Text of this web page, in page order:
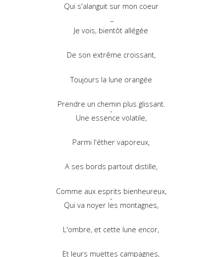
Qui s'alanguit sur mon coeur
Je vois, bientôt allégée
De son extrême croissant,
Toujours la lune orangée
Prendre un chemin plus glissant.
-
Une essence volatile,
Parmi l'éther vaporeux,
A ses bords partout distille,
Comme aux esprits bienheureux,
-
Qui va noyer les montagnes,
L'ombre, et cette lune encor,
Et leurs muettes campagnes,